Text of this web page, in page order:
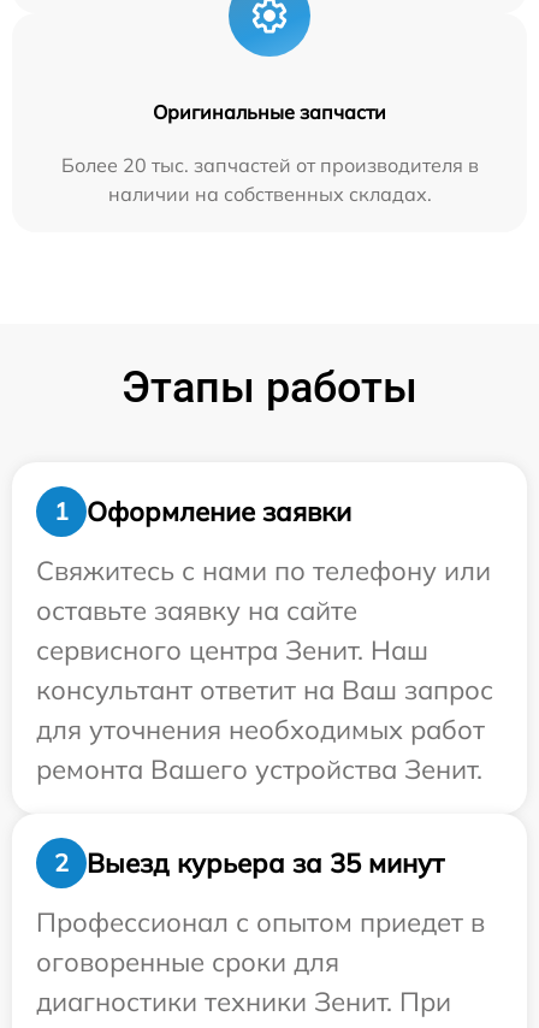
Оригинальные запчасти
Более 20 тыс. запчастей от производителя в
наличии на собственных складах.
Этапы работы
1
Оформление заявки
Свяжитесь с нами по телефону или
оставьте заявку на сайте
сервисного центра Зенит. Наш
консультант ответит на Ваш запрос
для уточнения необходимых работ
ремонта Вашего устройства Зенит.
2
Выезд курьера за 35 минут
Профессионал с опытом приедет в
оговоренные сроки для
диагностики техники Зенит. При